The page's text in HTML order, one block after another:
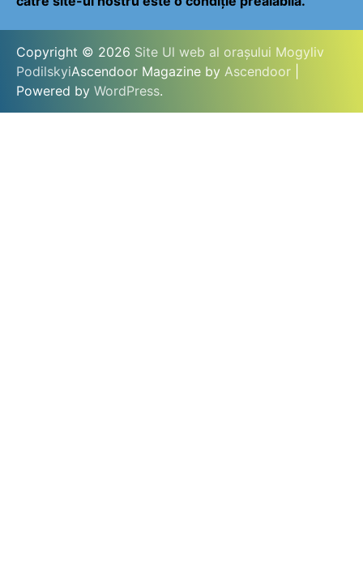
Copyright © 2026 Site Ul web al orașului Mogyliv
PodilskyiAscendoor Magazine by Ascendoor
Powered by WordPress.